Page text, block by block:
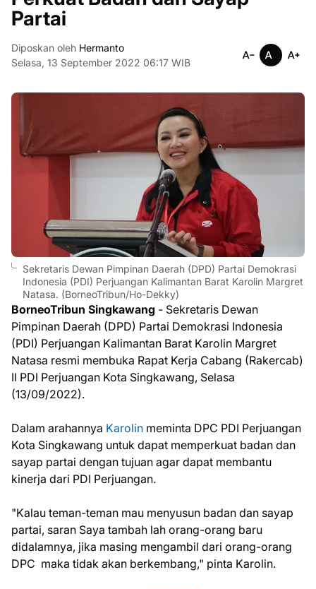
Partai
Diposkan oleh Hermanto
Selasa, 13 September 2022 06:17 WIB
Sekretaris Dewan Pimpinan Daerah (DPD) Partai Demokrasi
Indonesia (PDI) Perjuangan Kalimantan Barat Karolin Margret
Natasa. (BorneoTribun/Ho-Dekky)
BorneoTribun Singkawang - Sekretaris Dewan
Pimpinan Daerah (DPD) Partai Demokrasi Indonesia
(PDI) Perjuangan Kalimantan Barat Karolin Margret
Natasa resmi membuka Rapat Kerja Cabang (Rakercab)
II PDI Perjuangan Kota Singkawang, Selasa
(13/09/2022).
Dalam arahannya Karolin meminta DPC PDI Perjuangan
Kota Singkawang untuk dapat memperkuat badan dan
sayap partai dengan tujuan agar dapat membantu
kinerja dari PDI Perjuangan.
"Kalau teman-teman mau menyusun badan dan sayap
partai, saran Saya tambah lah orang-orang baru
didalamnya, jika masing mengambil dari orang-orang
DPC maka tidak akan berkembang," pinta Karolin.